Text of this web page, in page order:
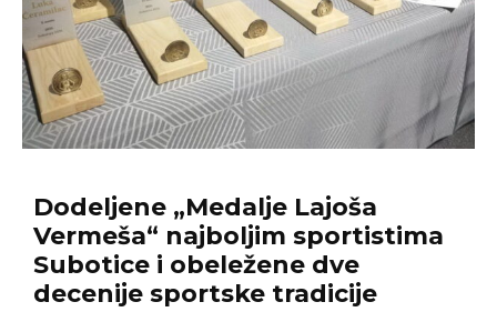
Dodeljene „Medalje Lajoša
Vermeša“ najboljim sportistima
Subotice i obeležene dve
decenije sportske tradicije